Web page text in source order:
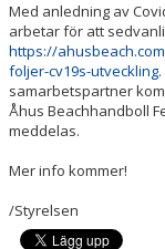
Med anledning av
arbetar för att
https://
foljer-cv19s-utveckling
samarbetspartner
Åhus Beachhandboll
meddelas.
Mer info kommer!
/Styrelsen